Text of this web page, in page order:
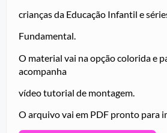
crianças da Educação Infantil e
Fundamental.
O material vai na opção colorida e
acompanha
vídeo tutorial de montagem.
O arquivo vai em PDF pronto para